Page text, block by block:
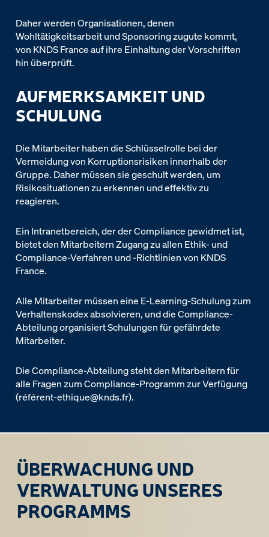
Daher werden Organisationen, denen
Wohltätigkeitsarbeit und Sponsoring zugute kommt,
von KNDS France auf ihre Einhaltung der Vorschriften
hin überprüft.
AUFMERKSAMKEIT UND
SCHULUNG
Die Mitarbeiter haben die Schlüsselrolle bei der
Vermeidung von Korruptionsrisiken innerhalb der
Gruppe. Daher müssen sie geschult werden, um
Risikosituationen zu erkennen und effektiv zu
reagieren.
Ein Intranetbereich, der der Compliance gewidmet ist,
bietet den Mitarbeitern Zugang zu allen Ethik- und
Compliance-Verfahren und -Richtlinien von KNDS
France.
Alle Mitarbeiter müssen eine E-Learning-Schulung zum
Verhaltenskodex absolvieren, und die Compliance-
Abteilung organisiert Schulungen für gefährdete
Mitarbeiter.
Die Compliance-Abteilung steht den Mitarbeitern für
alle Fragen zum Compliance-Programm zur Verfügung
(référent-ethique@knds.fr).
ÜBERWACHUNG UND
VERWALTUNG UNSERES
PROGRAMMS